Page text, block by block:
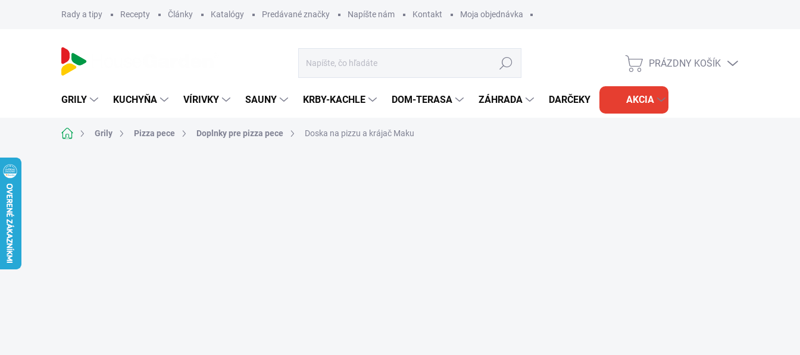
Rady a tipy Recepty Články Katalógy Predávané značky Napíšte nám Kontakt Moja objednávka
Hľadať
NÁKUPNÝ
PRÁZDNY KOŠÍK
GRILY KUCHYŇA VÍRIVKY SAUNY KRBY-KACHLE DOM-TERASA ZÁHRADA DARČEKY AKCIA
DomovGrily Pizza pece Doplnky pre pizza pece Doska na pizzu a krájač Maku